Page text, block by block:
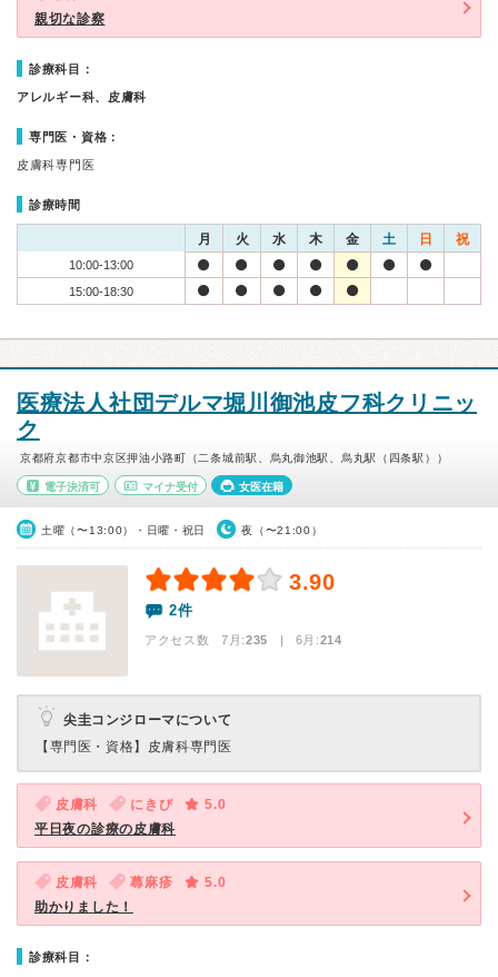
親切な診察
診療科目：
アレルギー科、皮膚科
専門医・資格：
皮膚科専門医
診療時間
月 火 水 木 金 土 日 祝
10:00-13:00
15:00-18:30
医療法人社団デルマ堀川御池皮フ科クリニッ
ク
京都府京都市中京区押油小路町（二条城前駅、烏丸御池駅、烏丸駅（四条駅））
電子決済可 マイナ受付 女医在籍
土曜（〜13:00）・日曜・祝日 夜（〜21:00）
3.90
2件
アクセス数 7月:235 | 6月:214
尖圭コンジローマについて
【専門医・資格】 皮膚科専門医
皮膚科 にきび
5.0
平日夜の診療の皮膚科
皮膚科 蕁麻疹
5.0
助かりました！
診療科目：